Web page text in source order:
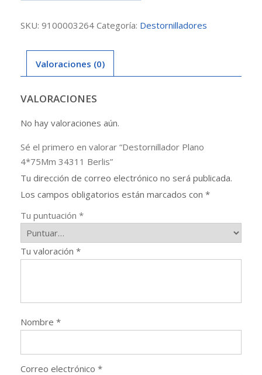
Berlis
SKU: 9100003264 Categoría: Destornilladores
Valoraciones (0)
VALORACIONES
No hay valoraciones aún.
Sé el primero en valorar “Destornillador Plano
4*75Mm 34311 Berlis”
Tu dirección de correo electrónico no será publicada.
Los campos obligatorios están marcados con *
Tu puntuación *
Tu valoración *
Nombre *
Correo electrónico *